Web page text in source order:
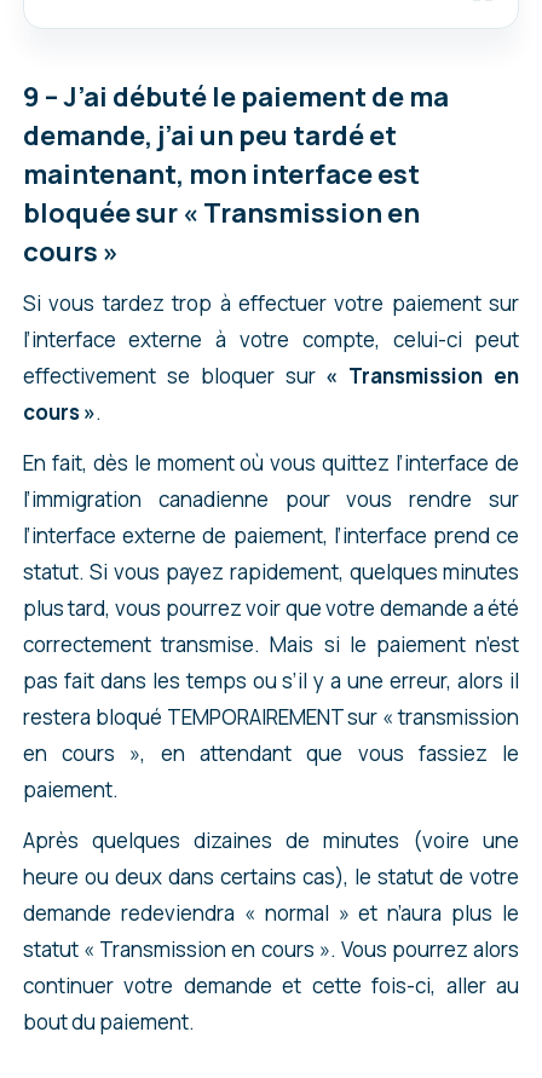
9 – J’ai débuté le paiement de ma
demande, j’ai un peu tardé et
maintenant, mon interface est
bloquée sur « Transmission en
cours »
Si vous tardez trop à effectuer votre paiement sur
l’interface externe à votre compte, celui-ci peut
effectivement se bloquer sur « Transmission en
cours ».
En fait, dès le moment où vous quittez l’interface de
l’immigration canadienne pour vous rendre sur
l’interface externe de paiement, l’interface prend ce
statut. Si vous payez rapidement, quelques minutes
plus tard, vous pourrez voir que votre demande a été
correctement transmise. Mais si le paiement n’est
pas fait dans les temps ou s’il y a une erreur, alors il
restera bloqué TEMPORAIREMENT sur « transmission
en cours », en attendant que vous fassiez le
paiement.
Après quelques dizaines de minutes (voire une
heure ou deux dans certains cas), le statut de votre
demande redeviendra « normal » et n’aura plus le
statut « Transmission en cours ». Vous pourrez alors
continuer votre demande et cette fois-ci, aller au
bout du paiement.